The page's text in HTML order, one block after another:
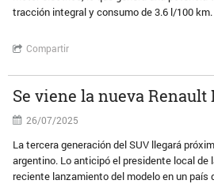
tracción integral y consumo de 3.6 l/100 km.
Compartir
Se viene la nueva Renault
26/07/2025
La tercera generación del SUV llegará
argentino. Lo anticipó el presidente local de
reciente lanzamiento del modelo en un país